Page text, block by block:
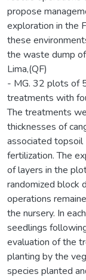
propose
exploration in the
these
the waste dump
Lima,(QF)
- MG. 32 plots of
treatments with
The treatments
thicknesses of
associated
fertilization. The
of layers in the
randomized block
operations
the nursery. In
seedlings
evaluation of the
planting by the
species planted